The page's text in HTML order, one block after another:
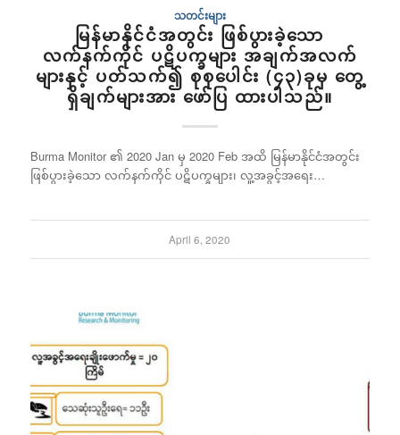
သတင်းများ
မြန်မာနိုင်ငံအတွင်း ဖြစ်ပွားခဲ့သော
လက်နက်ကိုင် ပဋိပက္ခများ အချက်အလက်
များနှင့် ပတ်သက်၍ စုစုပေါင်း (၄၃)ခုမှ တွေ့
ရှိချက်များအား ဖော်ပြ ထားပါသည်။
Burma Monitor ၏ 2020 Jan မှ 2020 Feb အထိ မြန်မာနိုင်ငံအတွင်း
ဖြစ်ပွားခဲ့သော လက်နက်ကိုင် ပဋိပက္ခများ၊ လူ့အခွင့်အရေး…
April 6, 2020